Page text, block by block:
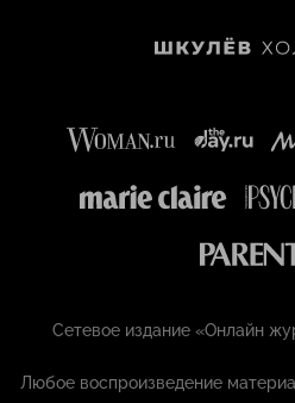
Сетевое издание «Онлайн
Любое воспроизведение